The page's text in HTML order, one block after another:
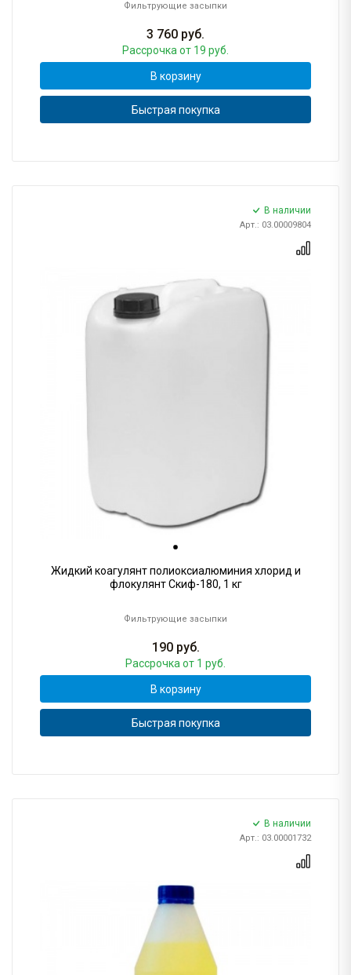
Фильтрующие засыпки
3 760 руб.
Рассрочкаот 19 руб.
В корзину
Быстрая покупка
В наличии
Арт.: 03.00009804
Жидкий коагулянт полиоксиалюминия хлорид и
флокулянт Скиф-180, 1 кг
Фильтрующие засыпки
190руб.
Рассрочкаот 1 руб.
В корзину
Быстрая покупка
В наличии
Арт.: 03.00001732